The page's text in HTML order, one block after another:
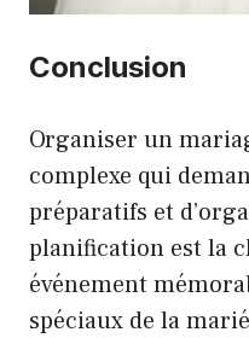
Conclusion
Organiser un
complexe qui
préparatifs et
planification est la
événement
spéciaux de la